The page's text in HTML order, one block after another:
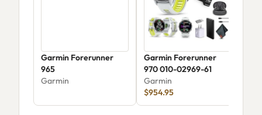
Garmin Forerunner
965
Garmin
Garmin Forerunner
970 010-02969-61
Garmin
$954.95